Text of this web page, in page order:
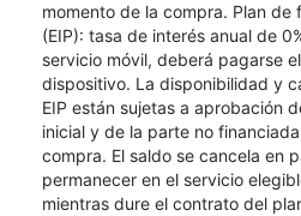
momento de la compra. Plan
(EIP): tasa de interés anual de
servicio móvil, deberá pagarse
dispositivo. La disponibilidad y
EIP están sujetas a aprobación
inicial y de la parte no
compra. El saldo se cancela en
permanecer en el servicio
mientras dure el contrato del